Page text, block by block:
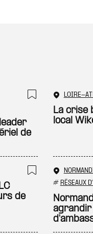
Ajouter à
de
LOIRE-
La crise
local
Ajouter à
de
# RÉSEAUX
agrandir